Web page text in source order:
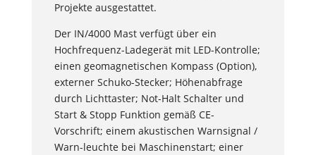
Projekte ausgestattet.
Der IN/4000 Mast verfügt über ein
Hochfrequenz-Ladegerät mit LED-Kontrolle;
einen geomagnetischen Kompass (Option),
externer Schuko-Stecker; Höhenabfrage
durch Lichttaster; Not-Halt Schalter und
Start & Stopp Funktion gemäß CE-
Vorschrift; einem akustischen Warnsignal /
Warn-leuchte bei Maschinenstart; einer